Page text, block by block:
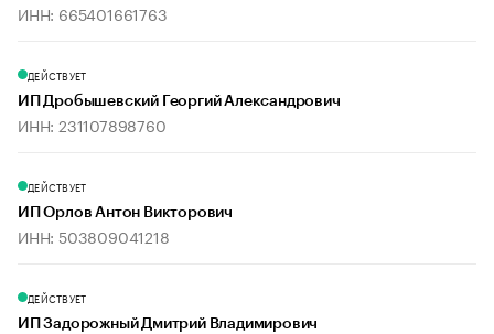
ИНН: 665401661763
ДЕЙСТВУЕТ
ИП Дробышевский Георгий Александрович
ИНН: 231107898760
ДЕЙСТВУЕТ
ИП Орлов Антон Викторович
ИНН: 503809041218
ДЕЙСТВУЕТ
ИП Задорожный Дмитрий Владимирович